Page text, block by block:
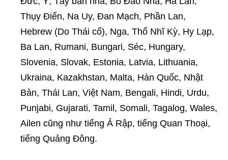
Thụy Điển, Na Uy, Đan Mạch, Phần Lan,
Hebrew (Do Thái cổ), Nga, Thổ Nhĩ Kỳ, Hy Lạp,
Ba Lan, Rumani, Bungari, Séc, Hungary,
Slovenia, Slovak, Estonia, Latvia, Lithuania,
Ukraina, Kazakhstan, Malta, Hàn Quốc, Nhật
Bản, Thái Lan, Việt Nam, Bengali, Hindi, Urdu,
Punjabi, Gujarati, Tamil, Somali, Tagalog, Wales,
Ailen cũng như tiếng Ả Rập, tiếng Quan Thoại,
tiếng Quảng Đông.